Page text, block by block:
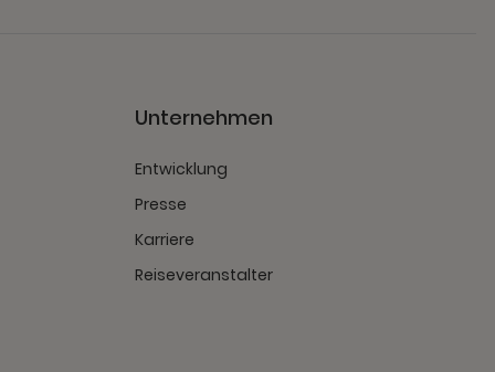
Unternehmen
Entwicklung
Presse
Karriere
Reiseveranstalter